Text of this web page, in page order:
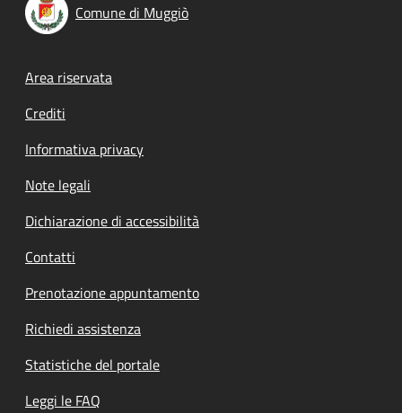
Comune di Muggiò
Footer menu
Area riservata
Crediti
Informativa privacy
Note legali
Dichiarazione di accessibilità
Contatti
Prenotazione appuntamento
Richiedi assistenza
Statistiche del portale
Leggi le FAQ